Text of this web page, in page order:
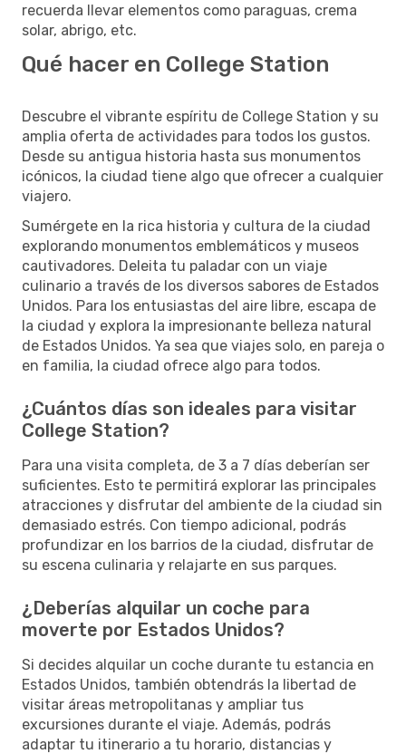
recuerda llevar elementos como paraguas, crema
solar, abrigo, etc.
Qué hacer en College Station
Descubre el vibrante espíritu de College Station y su
amplia oferta de actividades para todos los gustos.
Desde su antigua historia hasta sus monumentos
icónicos, la ciudad tiene algo que ofrecer a cualquier
viajero.
Sumérgete en la rica historia y cultura de la ciudad
explorando monumentos emblemáticos y museos
cautivadores. Deleita tu paladar con un viaje
culinario a través de los diversos sabores de Estados
Unidos. Para los entusiastas del aire libre, escapa de
la ciudad y explora la impresionante belleza natural
de Estados Unidos. Ya sea que viajes solo, en pareja o
en familia, la ciudad ofrece algo para todos.
¿Cuántos días son ideales para visitar
College Station?
Para una visita completa, de 3 a 7 días deberían ser
suficientes. Esto te permitirá explorar las principales
atracciones y disfrutar del ambiente de la ciudad sin
demasiado estrés. Con tiempo adicional, podrás
profundizar en los barrios de la ciudad, disfrutar de
su escena culinaria y relajarte en sus parques.
¿Deberías alquilar un coche para
moverte por Estados Unidos?
Si decides alquilar un coche durante tu estancia en
Estados Unidos, también obtendrás la libertad de
visitar áreas metropolitanas y ampliar tus
excursiones durante el viaje. Además, podrás
adaptar tu itinerario a tu horario, distancias y